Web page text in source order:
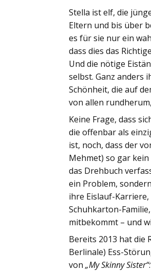
Stella ist elf, die
Eltern und bis über
es für sie nur ein
dass dies das
Und die nötige
selbst. Ganz anders
Schönheit, die auf
von allen
Keine Frage, dass
die offenbar als
ist, noch, dass der
Mehmet) so gar
das Drehbuch
ein Problem,
ihre Eislauf-
Schuhkarton-
mitbekommt – und
Bereits 2013 hat die
Berlinale) Ess-
von„My Skinny Sister“